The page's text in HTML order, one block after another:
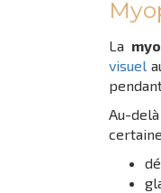
La
visuel
Au-